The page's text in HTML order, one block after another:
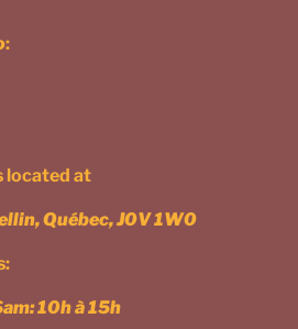
:
located at
Québec, J0V 1W0
10h à 15h